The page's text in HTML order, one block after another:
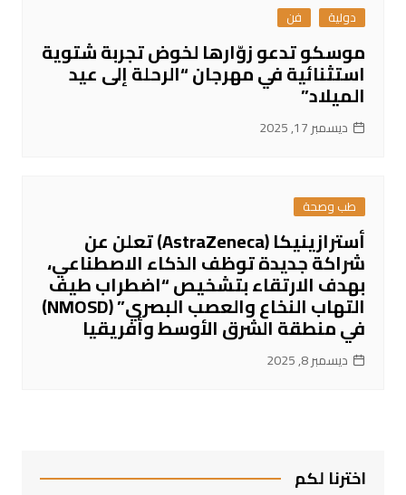
دولية فن
موسكو تدعو زوّارها لخوض تجربة شتوية
استثنائية في مهرجان “الرحلة إلى عيد
الميلاد”
ديسمبر 17, 2025
طب وصحة
أسترازينيكا (AstraZeneca) تعلن عن
شراكة جديدة توظف الذكاء الاصطناعي،
بهدف الارتقاء بتشخيص “اضطراب طيف
التهاب النخاع والعصب البصري” (NMOSD)
في منطقة الشرق الأوسط وأفريقيا
ديسمبر 8, 2025
اخترنا لكم